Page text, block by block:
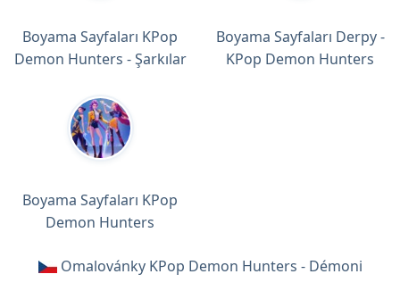
Boyama Sayfaları KPop
Demon Hunters - Şarkılar
Boyama Sayfaları Derpy -
KPop Demon Hunters
Boyama Sayfaları KPop
Demon Hunters
Omalovánky KPop Demon Hunters - Démoni